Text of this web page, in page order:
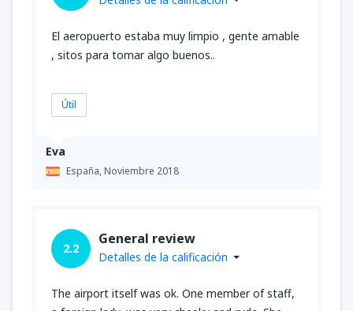
Eva
España,Noviembre 2018
El aeropuerto estaba muy limpio , gente amable
, sitos para tomar algo buenos..
Útil
2.2
General review
Detalles de la calificación
The airport itself was ok. One member of staff,